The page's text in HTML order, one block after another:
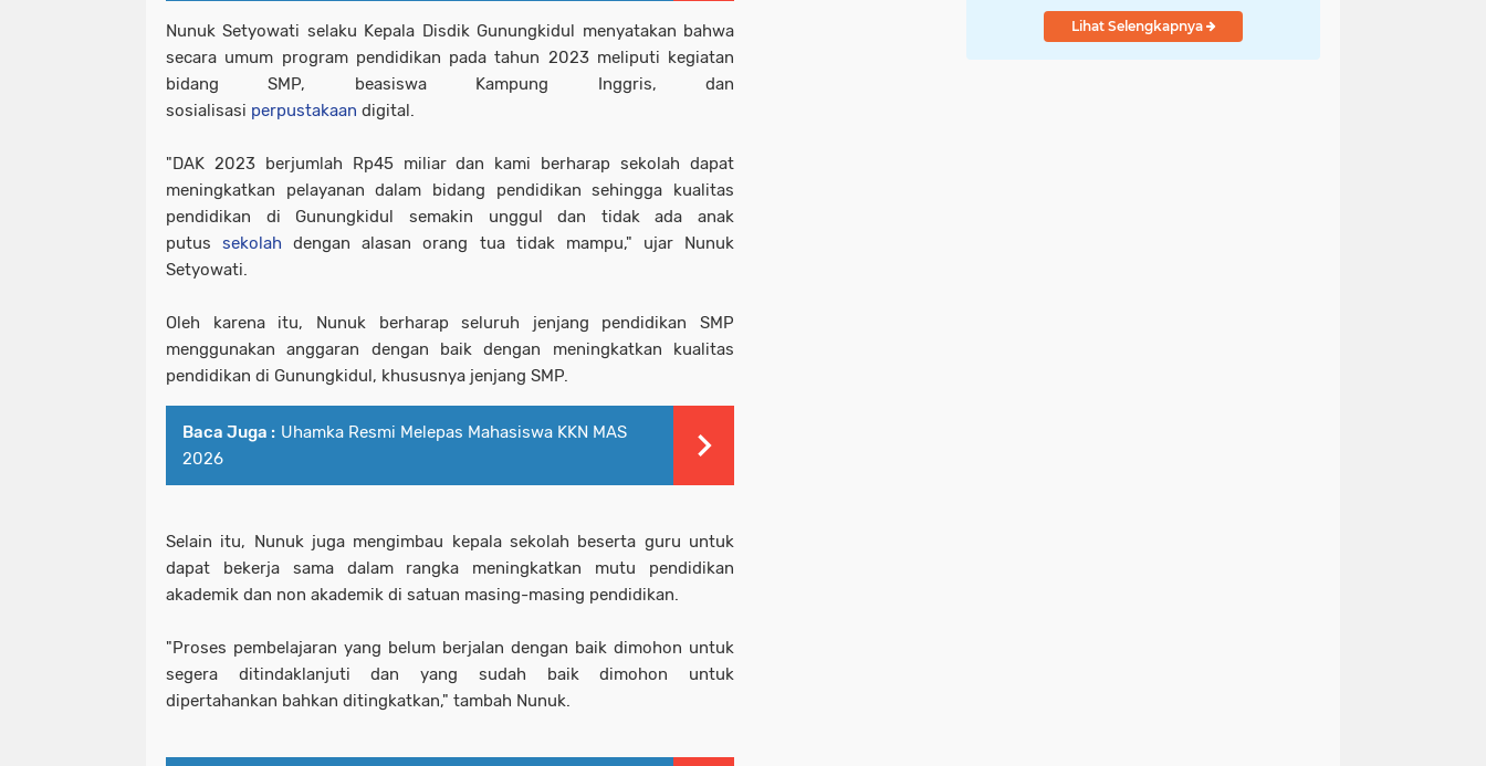
Nunuk Setyowati selaku Kepala Disdik Gunungkidul menyatakan bahwa
secara umum program pendidikan pada tahun 2023 meliputi kegiatan
bidang SMP, beasiswa Kampung Inggris, dan
sosialisasi perpustakaan digital.
"DAK 2023 berjumlah Rp45 miliar dan kami berharap sekolah dapat
meningkatkan pelayanan dalam bidang pendidikan sehingga kualitas
pendidikan di Gunungkidul semakin unggul dan tidak ada anak
putussekolah dengan alasan orang tua tidak mampu," ujar Nunuk
Setyowati.
Oleh karena itu, Nunuk berharap seluruh jenjang pendidikan SMP
menggunakan anggaran dengan baik dengan meningkatkan kualitas
pendidikan di Gunungkidul, khususnya jenjang SMP.
Baca Juga : Uhamka Resmi Melepas Mahasiswa KKN MAS
2026
Selain itu, Nunuk juga mengimbau kepala sekolah beserta guru untuk
dapat bekerja sama dalam rangka meningkatkan mutu pendidikan
akademik dan non akademik di satuan masing-masing pendidikan.
"Proses pembelajaran yang belum berjalan dengan baik dimohon untuk
segera ditindaklanjuti dan yang sudah baik dimohon untuk
dipertahankan bahkan ditingkatkan," tambah Nunuk.
Lihat Selengkapnya